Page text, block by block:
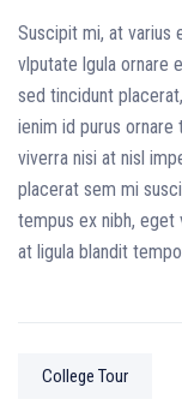
Suscipit mi, at varius
vlputate lgula ornare
sed tincidunt
ienim id purus ornare
viverra nisi at nisl
placerat sem mi
tempus ex nibh, eget
at ligula blandit
College Tour